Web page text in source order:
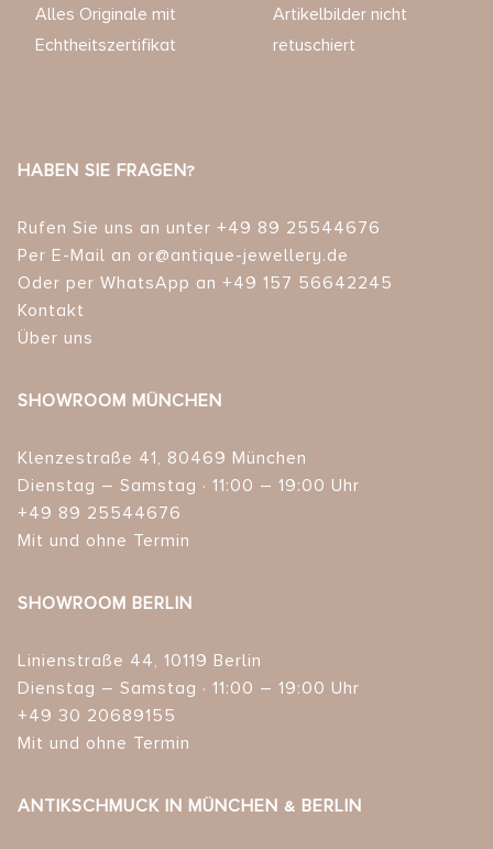
Alles Originale mit
Echtheitszertifikat
Artikelbilder nicht
retuschiert
HABEN SIE FRAGEN?
Rufen Sie uns an unter +49 89 25544676
Per E-Mail an or@antique-jewellery.de
Oder per WhatsApp an +49 157 56642245
Kontakt
Über uns
SHOWROOM MÜNCHEN
Klenzestraße 41, 80469 München
Dienstag – Samstag · 11:00 – 19:00 Uhr
+49 89 25544676
Mit und ohne Termin
SHOWROOM BERLIN
Linienstraße 44, 10119 Berlin
Dienstag – Samstag · 11:00 – 19:00 Uhr
+49 30 20689155
Mit und ohne Termin
ANTIKSCHMUCK IN MÜNCHEN & BERLIN